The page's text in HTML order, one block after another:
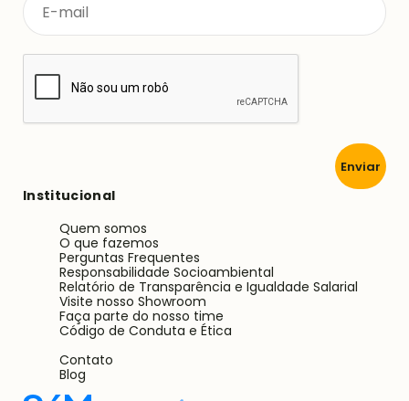
Institucional
Quem somos
O que fazemos
Perguntas Frequentes
Responsabilidade Socioambiental
Visite nosso Showroom
Faça parte do nosso time
Código de Conduta e Ética